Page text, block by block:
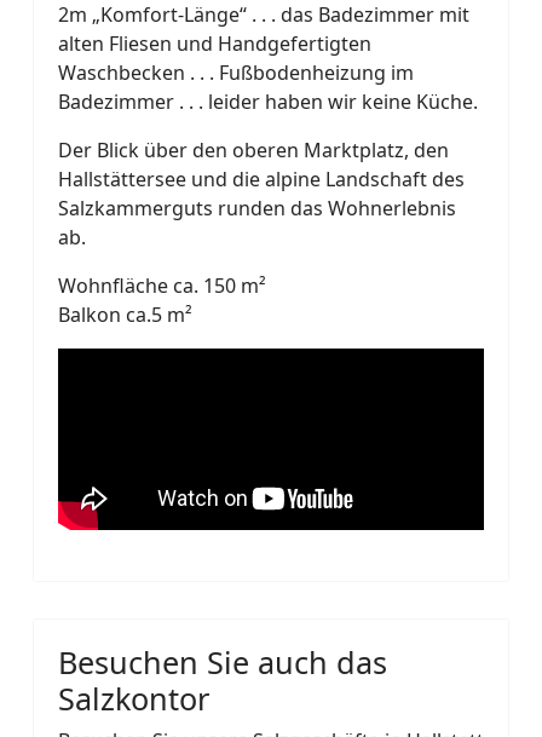
2m „Komfort-Länge“ . . . das Badezimmer mit
alten Fliesen und Handgefertigten
Waschbecken . . . Fußbodenheizung im
Badezimmer . . . leider haben wir keine Küche.
Der Blick über den oberen Marktplatz, den
Hallstättersee und die alpine Landschaft des
Salzkammerguts runden das Wohnerlebnis
ab.
Wohnfläche ca. 150 m²
Balkon ca.5 m²
Besuchen Sie auch das
Salzkontor